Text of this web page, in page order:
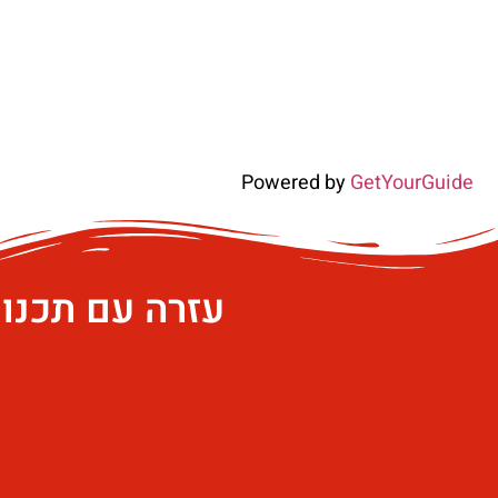
Powered byGetYourGuide
עזרה עם